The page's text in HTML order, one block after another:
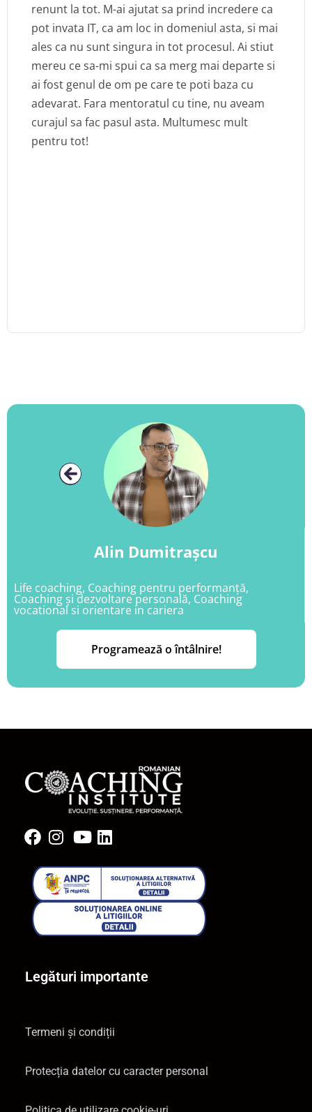
renunt la tot. M-ai ajutat sa prind incredere ca
pot invata IT, ca am loc in domeniul asta, si mai
ales ca nu sunt singura in tot procesul. Ai stiut
mereu ce sa-mi spui ca sa merg mai departe si
ai fost genul de om pe care te poti baza cu
adevarat. Fara mentoratul cu tine, nu aveam
curajul sa fac pasul asta. Multumesc mult
pentru tot!
Alin Dumitrașcu
Life coaching, Coaching pentru performanță,
Coaching și dezvoltare personală, Coaching
vocational si orientare in cariera
Programează o întâlnire!
Legături importante
Termeni și condiții
Protecția datelor cu caracter personal